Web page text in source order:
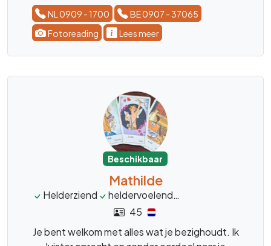
NL 0909 - 1700
BE 0907 - 37065
Fotoreading
Lees meer
Beschikbaar
Mathilde
Helderziend heldervoelend
45
Je bent welkom met alles wat je bezighoudt. Ik